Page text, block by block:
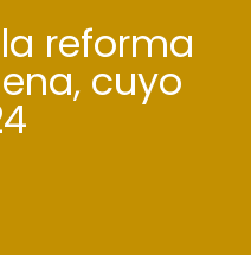
reforma
cuyo